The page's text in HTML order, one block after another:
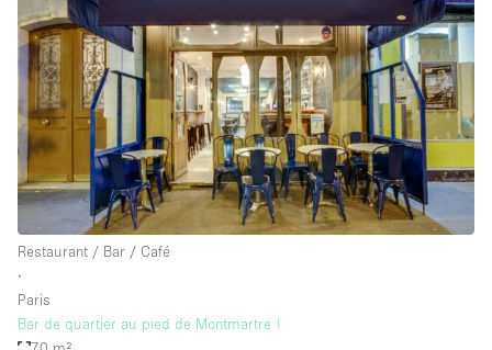
Restaurant / Bar / Café
∙
Paris
Bar de quartier au pied de Montmartre !